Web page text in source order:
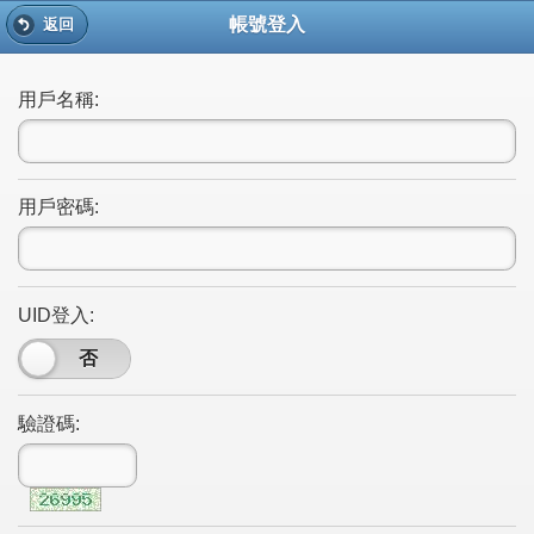
返回 帳號登入
用戶名稱:
用戶密碼:
UID登入:
否
驗證碼: